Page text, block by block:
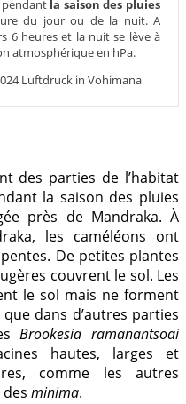
la saison des pluies
du jour ou de la nuit. A
6 heures et la nuit se lève à
atmosphérique en hPa.
des parties de l’habitat
la saison des pluies
près de Mandraka. À
les caméléons ont
De petites plantes
couvrent le sol. Les
le sol mais ne forment
dans d’autres parties
Brookesia ramanantsoai
hautes, larges et
comme les autres
minima.